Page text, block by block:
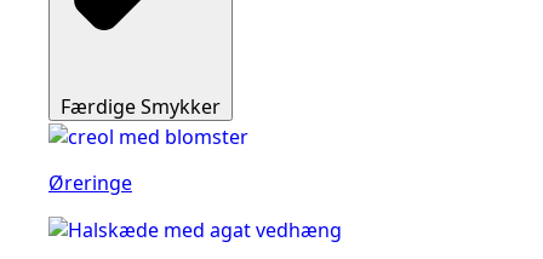
Færdige Smykker
Øreringe